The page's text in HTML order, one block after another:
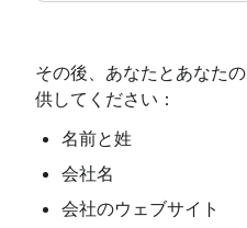
その後、あなたとあなた
供してください：
名前と姓
会社名
会社のウェブサイト